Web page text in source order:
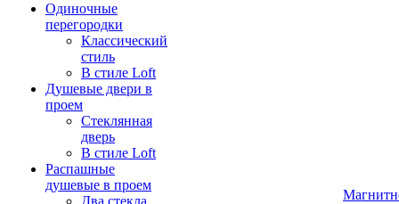
Одиночные
перегородки
Классический
стиль
В стиле Loft
Душевые двери в
проем
Стеклянная
дверь
В стиле Loft
Распашные
душевые в проем
Два стекла